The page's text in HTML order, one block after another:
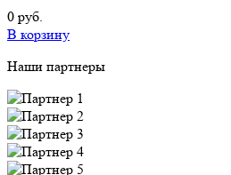
0 руб.
В корзину
Наши партнеры